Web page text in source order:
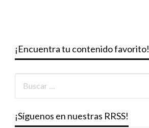
¡Encuentra tu contenido favorito!
¡Síguenos en nuestras RRSS!